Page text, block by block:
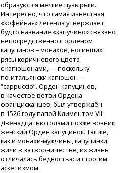
образуются мелкие пузырьки.
Интересно, что самая известная
«кофейная» легенда утверждает,
будто название «капучино» связано
непосредственно с орденом
капуцинов – монахов, носивших
рясы коричневого цвета
с капюшонами, — поскольку
по-итальянски капюшон —
“cappuccio”. Орден капуцинов,
в качестве ветви Ордена
францисканцев, был утверждён
в 1526 году папой Климентом VII.
Двенадцатью годами позже возник
женский Орден капуцинок. Так же,
каки монахи-мужчины,капуцинки
жили в затворничестве, их жизнь
отличалась бедностью и строгим
аскетизмом.